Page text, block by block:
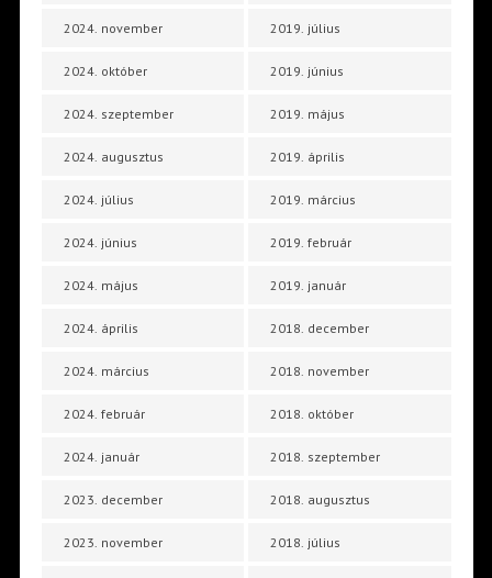
2024. november
2024. október
2024. szeptember
2024. augusztus
2024. július
2024. június
2024. május
2024. április
2024. március
2024. február
2024. január
2023. december
2023. november
2019. július
2019. június
2019. május
2019. április
2019. március
2019. február
2019. január
2018. december
2018. november
2018. október
2018. szeptember
2018. augusztus
2018. július